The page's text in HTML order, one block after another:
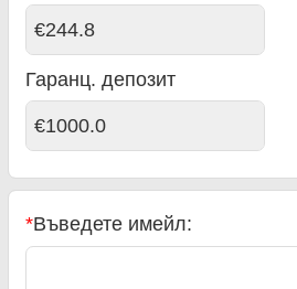
€244.8
Гаранц. депозит
€1000.0
*Въведете имейл: